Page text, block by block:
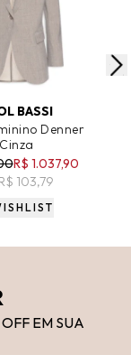
AO CARRINHO
BASSI
Denner
R$ 1.037,90
103,79
OFF EM SUA